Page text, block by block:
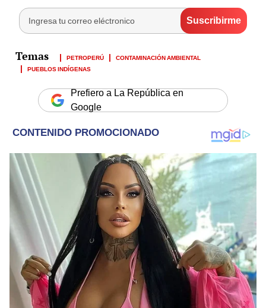
PETROPERÚ
CONTAMINACIÓN AMBIENTAL
PUEBLOS INDÍGENAS
Prefiero a La República en
Google